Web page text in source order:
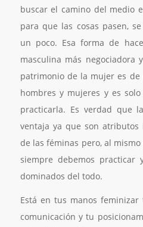
buscar el camino del medio
para que las cosas pasen,
un poco. Esa forma de
masculina más negociadora
patrimonio de la mujer es de
hombres y mujeres y es
practicarla. Es verdad que
ventaja ya que son
de las féminas pero, al
siempre debemos practicar
dominados del todo.
Está en tus manos
comunicación y tu